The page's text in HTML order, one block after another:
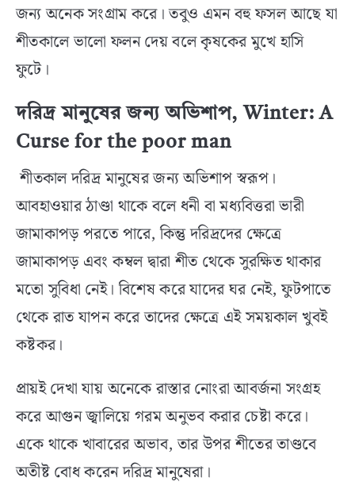
জন্য অনেক সংগ্রাম করে। তবুও এমন বহু ফসল আছে যা
শীতকালে ভালো ফলন দেয় বলে কৃষকের মুখে হাসি
ফুটে।
দরিদ্র মানুষের জন্য অভিশাপ, Winter: A
Curse for the poor man
শীতকাল দরিদ্র মানুষের জন্য অভিশাপ স্বরূপ।
আবহাওয়ার ঠাণ্ডা থাকে বলে ধনী বা মধ্যবিত্তরা ভারী
জামাকাপড় পরতে পারে, কিন্তু দরিদ্রদের ক্ষেত্রে
জামাকাপড় এবং কম্বল দ্বারা শীত থেকে সুরক্ষিত থাকার
মতো সুবিধা নেই। বিশেষ করে যাদের ঘর নেই, ফুটপাতে
থেকে রাত যাপন করে তাদের ক্ষেত্রে এই সময়কাল খুবই
কষ্টকর।
প্রায়ই দেখা যায় অনেকে রাস্তার নোংরা আবর্জনা সংগ্রহ
করে আগুন জ্বালিয়ে গরম অনুভব করার চেষ্টা করে।
একে থাকে খাবারের অভাব, তার উপর শীতের তাণ্ডবে
অতীষ্ট বোধ করেন দরিদ্র মানুষেরা।